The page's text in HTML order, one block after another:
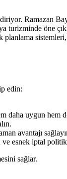
öne
edin:
daha uygun hem
avantajı
ve esnek iptal
sağlar.